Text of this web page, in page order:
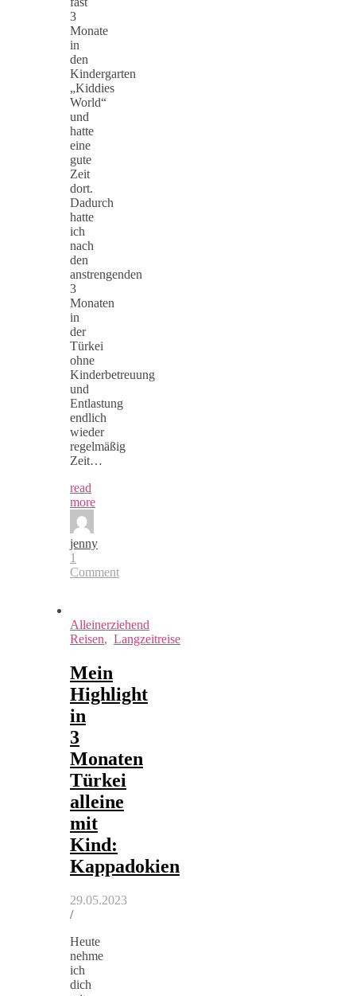
3
Monate
in
den
Kindergarten
„Kiddies
World“
und
hatte
eine
gute
Zeit
dort.
Dadurch
hatte
ich
nach
den
anstrengenden
3
Monaten
in
der
Türkei
ohne
Kinderbetreuung
und
Entlastung
endlich
wieder
regelmäßig
Zeit…
read
more
jenny
1
Comment
Alleinerziehend
Reisen, Langzeitreise
Mein
Highlight
in
3
Monaten
Türkei
alleine
mit
Kind:
Kappadokien
29.05.2023
/
Heute
nehme
ich
dich